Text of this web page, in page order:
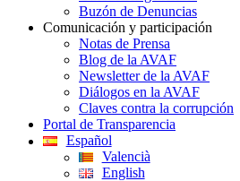
Buzón de Denuncias
Comunicación y participación
Notas de Prensa
Blog de la AVAF
Newsletter de la AVAF
Diálogos en la AVAF
Claves contra la corrupción
Portal de Transparencia
Español
Valencià
English